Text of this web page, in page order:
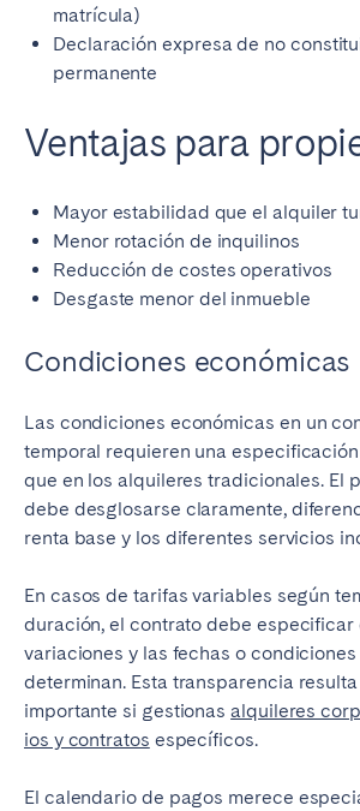
matrícula)
Declaración expresa de no
permanente
Ventajas para
Mayor estabilidad que el alquiler
Menor rotación de inquilinos
Reducción de costes operativos
Desgaste menor del inmueble
Condiciones económicas
Las condiciones económicas en un
temporal requieren una
que en los alquileres tradicionales. El
debe desglosarse claramente,
renta base y los diferentes servicios
En casos de tarifas variables según
duración, el contrato debe especificar
variaciones y las fechas o condiciones
determinan. Esta transparencia
importante si gestionasalquileres
ios y contratos específicos.
El calendario de pagos merece